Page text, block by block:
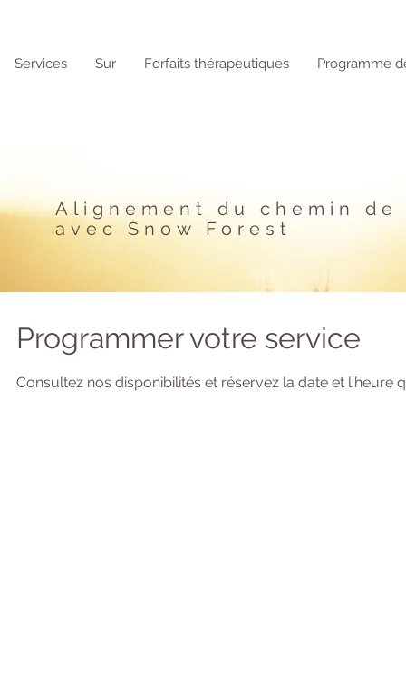
Services Sur Forfaits thérapeutiques Programme
Programmer votre service
Consultez nos disponibilités et réservez la date et l'heure
Alignement du chemin
avec Snow Forest